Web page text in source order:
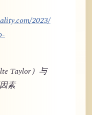
2023/
Taylor）与
素